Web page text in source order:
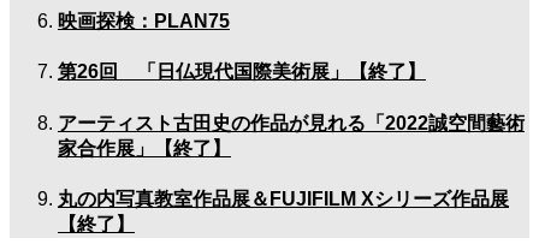
映画探検：PLAN75
第26回 「日仏現代国際美術展」【終了】
アーティスト古田史の作品が見れる「2022誠空間藝術
家合作展」【終了】
丸の内写真教室作品展＆FUJIFILM Xシリーズ作品展
【終了】